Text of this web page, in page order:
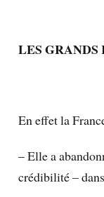
LES GRANDS
En effet la
– Elle a
crédibilité –